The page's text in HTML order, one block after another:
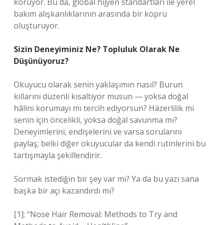
bakım alışkanlıklarının arasında bir köprü
oluşturuyor.
Sizin Deneyiminiz Ne? Topluluk Olarak Ne
Düşünüyoruz?
Okuyucu olarak senin yaklaşımın nasıl? Burun
kıllarını düzenli kısaltıyor musun — yoksa doğal
hâlini korumayı mı tercih ediyorsun? Häzerlilik mi
senin için öncelikli, yoksa doğal savunma mı?
Deneyimlerini, endişelerini ve varsa sorularını
paylaş; belki diğer okuyucular da kendi rutinlerini bu
tartışmayla şekillendirir.
Sormak istediğin bir şey var mı? Ya da bu yazı sana
başka bir açı kazandırdı mı?
[1]: “Nose Hair Removal: Methods to Try and